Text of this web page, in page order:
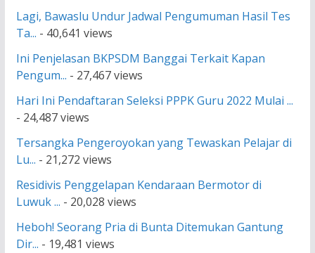
Lagi, Bawaslu Undur Jadwal Pengumuman Hasil Tes
Ta... - 40,641 views
Ini Penjelasan BKPSDM Banggai Terkait Kapan
Pengum... - 27,467 views
Hari Ini Pendaftaran Seleksi PPPK Guru 2022 Mulai ...
- 24,487 views
Tersangka Pengeroyokan yang Tewaskan Pelajar di
Lu... - 21,272 views
Residivis Penggelapan Kendaraan Bermotor di
Luwuk ... - 20,028 views
Heboh! Seorang Pria di Bunta Ditemukan Gantung
Dir... - 19,481 views